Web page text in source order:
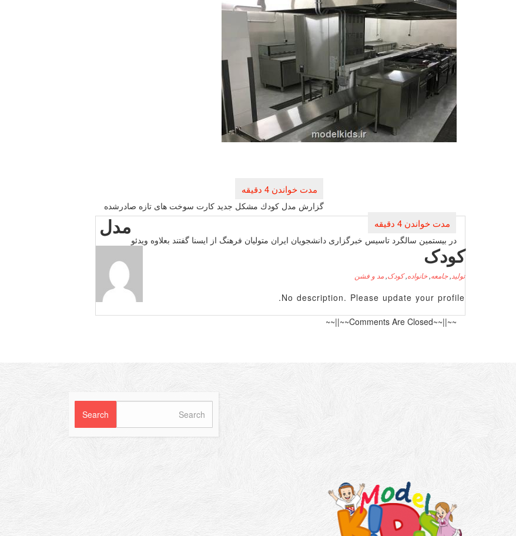
گزارش مدل كودك مشكل جدید كارت سوخت های تازه صادرشده
در بیستمین سالگرد تاسیس خبرگزاری دانشجویان ایران متولیان فرهنگ از ایسنا گفتند بعلاوه ویدئو
مدل
کودک
تولید ,جامعه,خانواده,کودک, مد و فشن
No description. Please update your profile.
~~||~~Comments Are Closed~~||~~